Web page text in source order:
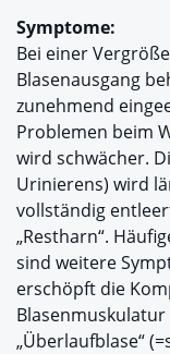
Symptome:
Bei einer
Blasenausgang
zunehmend
Problemen beim
wird schwächer.
Urinierens) wird
vollständig
„Restharn“.
sind weitere
erschöpft die
„Überlaufblase“